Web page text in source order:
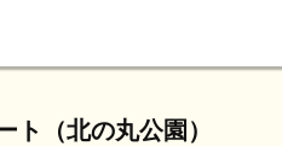
ト（北の丸公園）